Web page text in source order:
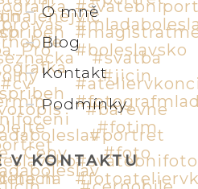
O mně
Blog
Kontakt
Podmínky
V KONTAKTU